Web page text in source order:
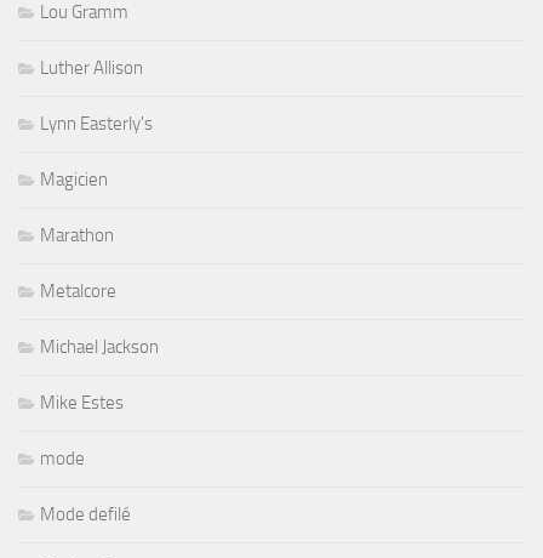
Lou Gramm
Luther Allison
Lynn Easterly's
Magicien
Marathon
Metalcore
Michael Jackson
Mike Estes
mode
Mode defilé